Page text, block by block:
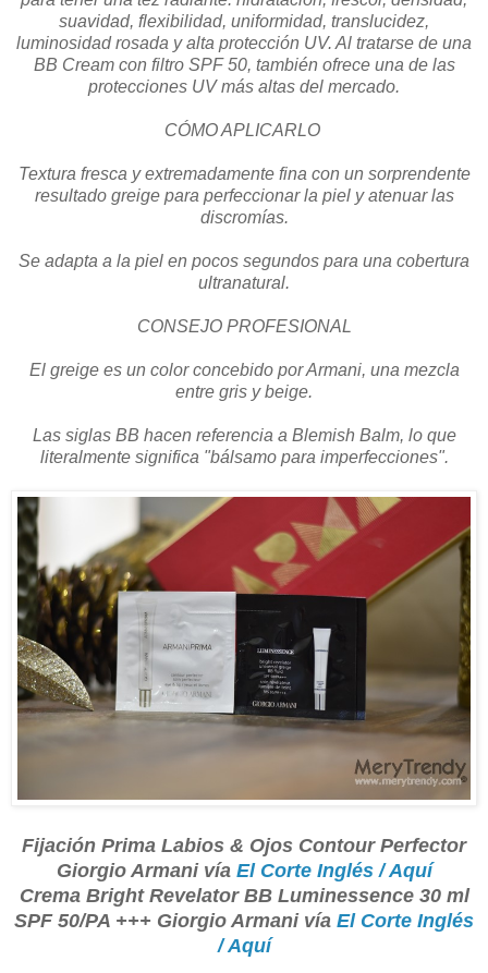
suavidad, flexibilidad, uniformidad, translucidez,
luminosidad rosada y alta protección UV. Al tratarse de una
BB Cream con filtro SPF 50, también ofrece una de las
protecciones UV más altas del mercado.
CÓMO APLICARLO
Textura fresca y extremadamente fina con un sorprendente
resultado greige para perfeccionar la piel y atenuar las
discromías.
Se adapta a la piel en pocos segundos para una cobertura
ultranatural.
CONSEJO PROFESIONAL
El greige es un color concebido por Armani, una mezcla
entre gris y beige.
Las siglas BB hacen referencia a Blemish Balm, lo que
literalmente significa "bálsamo para imperfecciones".
Fijación Prima Labios & Ojos Contour Perfector
Giorgio Armani vía El Corte Inglés / Aquí
Crema Bright Revelator BB Luminessence 30 ml
SPF 50/PA +++ Giorgio Armani vía El Corte Inglés
/ Aquí